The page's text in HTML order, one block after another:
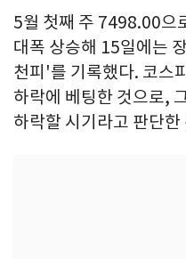
5월 첫째 주 7498.00으
대폭 상승해 15일에는
천피'를 기록했다. 코스
하락에 베팅한 것으로,
하락할 시기라고 판단